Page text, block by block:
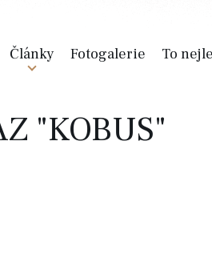
Články Fotogalerie To
"KOBUS"